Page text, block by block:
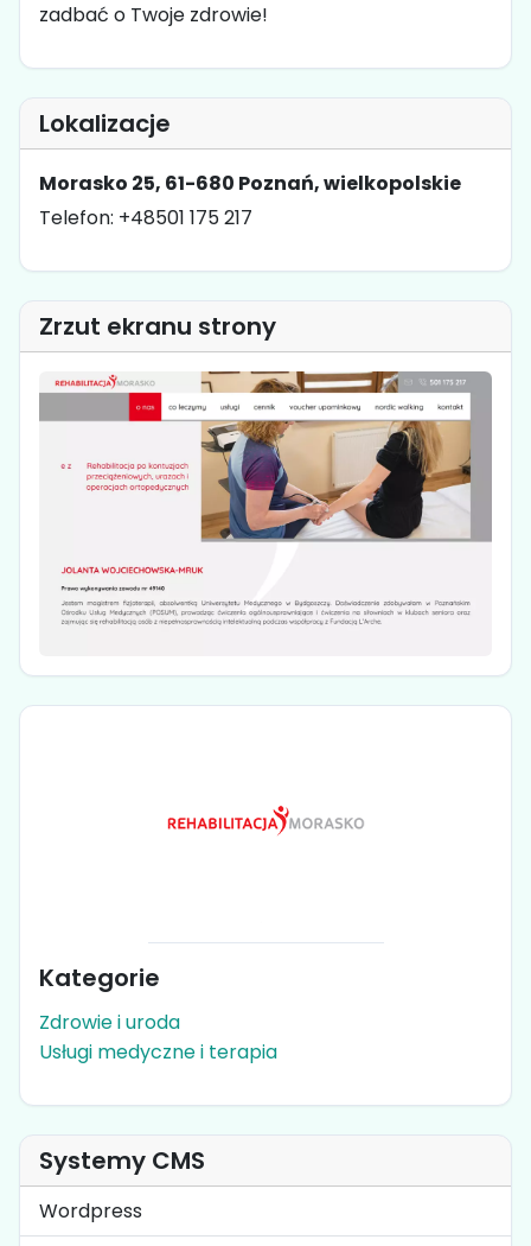
zadbać o Twoje zdrowie!
Lokalizacje
Morasko 25, 61-680 Poznań, wielkopolskie
Telefon: +48501 175 217
Zrzut ekranu strony
Kategorie
Zdrowie i uroda
Usługi medyczne i terapia
Systemy CMS
Wordpress